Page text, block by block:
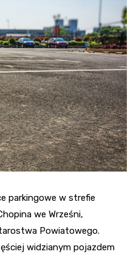
parkingowe w strefie
we Wrześni,
Powiatowego.
widzianym pojazdem